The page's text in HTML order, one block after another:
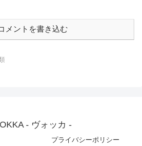
メントを書き込む
- ヴォッカ -
プライバシーポリシー